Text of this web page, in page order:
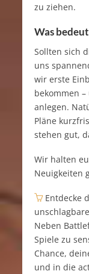
zu ziehen.
Was
Sollten sich
uns
wir erste
bekommen
anlegen.
Pläne
stehen gut,
Wir halten
Neuigkeiten
Entdecke
Neben
Spiele zu
Chance,
und in die